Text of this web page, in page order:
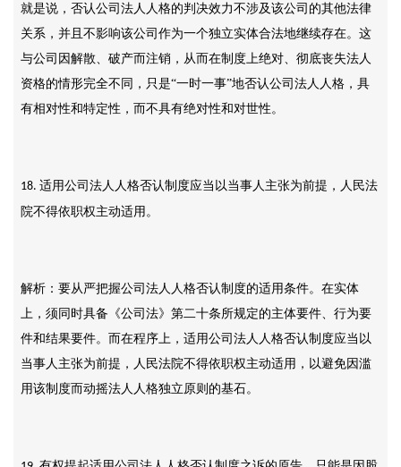
就是说，否认公司法人人格的判决效力不涉及该公司的其他法律
关系，并且不影响该公司作为一个独立实体合法地继续存在。这
与公司因解散、破产而注销，从而在制度上绝对、彻底丧失法人
资格的情形完全不同，只是“一时一事”地否认公司法人人格，具
有相对性和特定性，而不具有绝对性和对世性。
18.适用公司法人人格否认制度应当以当事人主张为前提，人民法
院不得依职权主动适用。
解析：要从严把握公司法人人格否认制度的适用条件。在实体
上，须同时具备《公司法》第二十条所规定的主体要件、行为要
件和结果要件。而在程序上，适用公司法人人格否认制度应当以
当事人主张为前提，人民法院不得依职权主动适用，以避免因滥
用该制度而动摇法人人格独立原则的基石。